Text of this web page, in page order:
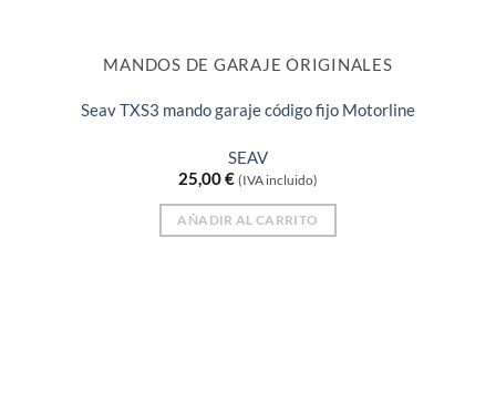
MANDOS DE GARAJE ORIGINALES
Seav TXS3 mando garaje código fijo Motorline
SEAV
25,00€ (IVA incluido)
AÑADIR AL CARRITO